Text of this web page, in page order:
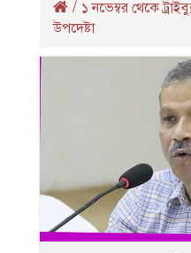
/ ১ নভেম্বর থেকে
উপদেষ্টা